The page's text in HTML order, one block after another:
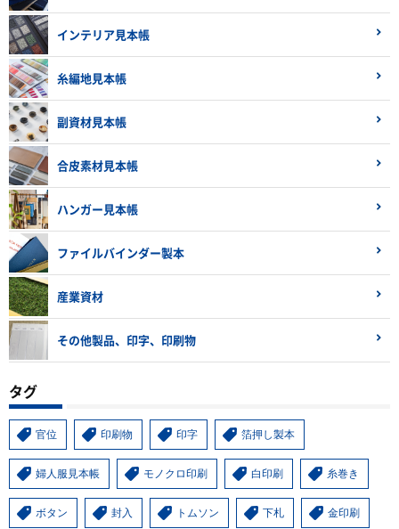
インテリア見本帳
糸編地見本帳
副資材見本帳
合皮素材見本帳
ハンガー見本帳
ファイルバインダー製本
産業資材
その他製品、印字、印刷物
タグ
官位 印刷物 印字 箔押し製本
婦人服見本帳 モノクロ印刷 白印刷 糸巻き
ボタン 封入 トムソン 下札 金印刷